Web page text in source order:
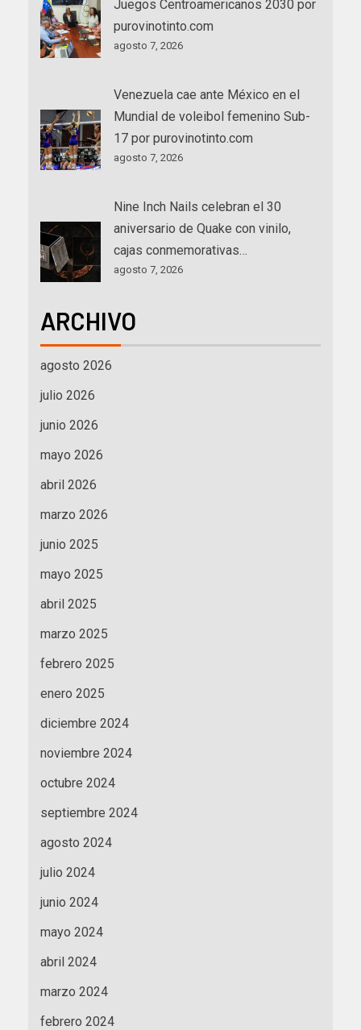
Juegos Centroamericanos 2030 por
purovinotinto.com
agosto 7, 2026
Venezuela cae ante México en el
Mundial de voleibol femenino Sub-
17 por purovinotinto.com
agosto 7, 2026
Nine Inch Nails celebran el 30
aniversario de Quake con vinilo,
cajas conmemorativas…
agosto 7, 2026
ARCHIVO
agosto 2026
julio 2026
junio 2026
mayo 2026
abril 2026
marzo 2026
junio 2025
mayo 2025
abril 2025
marzo 2025
febrero 2025
enero 2025
diciembre 2024
noviembre 2024
octubre 2024
septiembre 2024
agosto 2024
julio 2024
junio 2024
mayo 2024
abril 2024
marzo 2024
febrero 2024